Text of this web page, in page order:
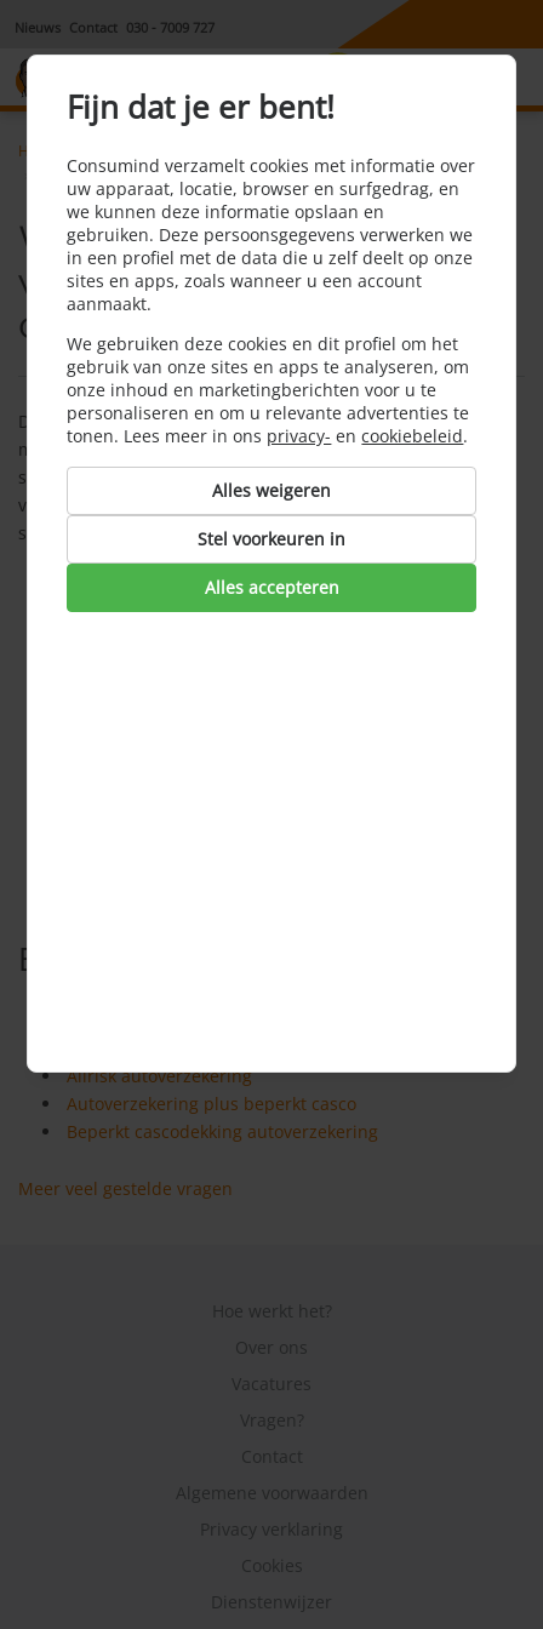
Nieuws Contact 030 - 7009 727
Home
Welke schade wordt vergoed bij wa plus volledig casco
Welke schade wordt
vergoed bij WA + volledig
casco (allrisk)?
De schade van de ander en vrijwel al jouw schade, tenzij die
met opzet is veroorzaakt, of door rijden onder invloed. Ook
schade aan gestolen goederen wordt niet vergoed. De details
verschillen per verzekeraar, maar over het algemeen wordt
schade vergoed die veroorzaakt is door:
brand, ontploffing en blikseminslag;
diefstal;
Bekijk ook
Allrisk autoverzekering
Autoverzekering plus beperkt casco
Beperkt cascodekking autoverzekering
Meer veel gestelde vragen
Hoe werkt het?
Over ons
Vacatures
Vragen?
Contact
Algemene voorwaarden
Privacy verklaring
Cookies
Dienstenwijzer
Fijn dat je er bent!
Consumind verzamelt cookies met informatie over
uw apparaat, locatie, browser en surfgedrag, en
we kunnen deze informatie opslaan en
gebruiken. Deze persoonsgegevens verwerken we
in een profiel met de data die u zelf deelt op onze
sites en apps, zoals wanneer u een account
aanmaakt.
We gebruiken deze cookies en dit profiel om het
gebruik van onze sites en apps te analyseren, om
onze inhoud en marketingberichten voor u te
personaliseren en om u relevante advertenties te
tonen. Lees meer in ons privacy- encookiebeleid.
Alles weigeren
Stel voorkeuren in
Alles accepteren